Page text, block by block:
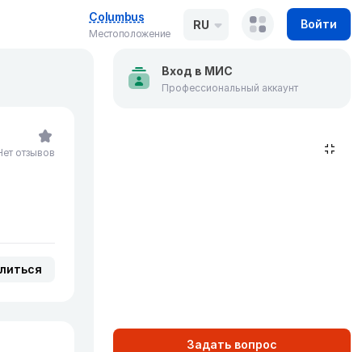
Columbus
Местоположение
RU Войти
отзывов
Вход в МИС
Профессиональный аккаунт
Задать вопрос